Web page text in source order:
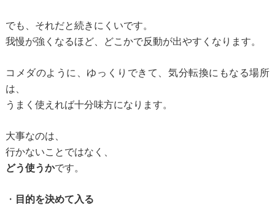
でも、それだと続きにくいです。
我慢が強くなるほど、どこかで反動が出やすくなります。
コメダのように、ゆっくりできて、気分転換にもなる場所
は、
うまく使えれば十分味方になります。
大事なのは、
行かないことではなく、
どう使うかです。
・ 目的を決めて入る